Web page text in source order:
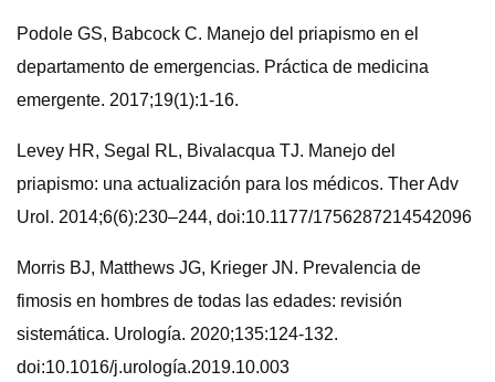
Podole GS, Babcock C. Manejo del priapismo en el
departamento de emergencias. Práctica de medicina
emergente. 2017;19(1):1-16.
Levey HR, Segal RL, Bivalacqua TJ. Manejo del
priapismo: una actualización para los médicos. Ther Adv
Urol. 2014;6(6):230–244, doi:10.1177/1756287214542096
Morris BJ, Matthews JG, Krieger JN. Prevalencia de
fimosis en hombres de todas las edades: revisión
sistemática. Urología. 2020;135:124-132.
doi:10.1016/j.urología.2019.10.003